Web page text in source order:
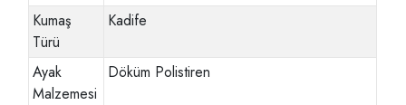
Kumaş
Türü
Kadife
Ayak
Malzemesi
Döküm Polistiren